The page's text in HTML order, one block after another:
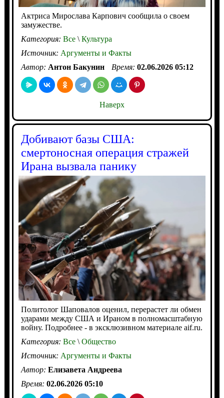
Актриса Мирослава Карпович сообщила о своем
замужестве.
Категория: Все\Культура
Источник: Аргументы и Факты
Автор: Антон Бакунин Время: 02.06.2026 05:12
Наверх
Добивают базы США:
смертоносная операция стражей
Ирана вызвала панику
Политолог Шаповалов оценил, перерастет ли обмен
ударами между США и Ираном в полномасштабную
войну. Подробнее - в эксклюзивном материале aif.ru.
Категория: Все\Общество
Источник: Аргументы и Факты
Автор: Елизавета Андреева
Время: 02.06.2026 05:10